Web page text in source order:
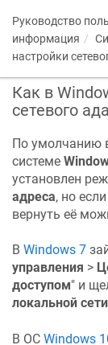
Руководство
информация
настройки
Как в
сетевого
По умолчанию
системе
установлен
адреса, но
вернуть её
В Windows 7
управления >
доступом" и
локальной сети
В ОС Windows